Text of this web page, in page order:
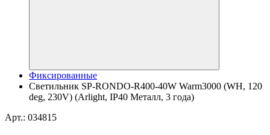
Фиксированные
Светильник SP-RONDO-R400-40W Warm3000 (WH, 120
deg, 230V) (Arlight, IP40 Металл, 3 года)
Арт.: 034815